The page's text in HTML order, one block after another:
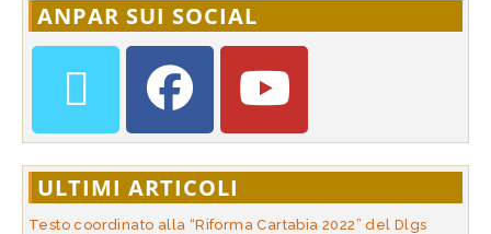
ANPAR SUI SOCIAL
ULTIMI ARTICOLI
Testo coordinato alla “Riforma Cartabia 2022” del Dlgs